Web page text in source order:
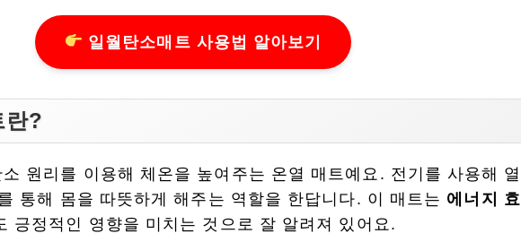
일월탄소매트 사용법 알아보기
란?
원리를 이용해 체온을 높여주는 온열 매트예요. 전기를 사용해 열
통해 몸을 따뜻하게 해주는 역할을 한답니다. 이 매트는 에너지 효
긍정적인 영향을 미치는 것으로 잘 알려져 있어요.